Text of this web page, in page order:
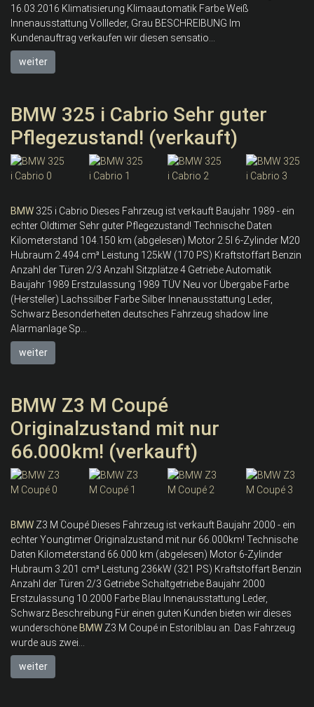
16.03.2016 Klimatisierung Klimaautomatik Farbe Weiß
Innenausstattung Vollleder, Grau BESCHREIBUNG Im
Kundenauftrag verkaufen wir diesen sensatio...
weiter
BMW 325 i Cabrio Sehr guter
Pflegezustand! (verkauft)
BMW 325 i Cabrio Dieses Fahrzeug ist verkauft Baujahr 1989 - ein
echter Oldtimer Sehr guter Pflegezustand! Technische Daten
Kilometerstand 104.150 km (abgelesen) Motor 2.5l 6-Zylinder M20
Hubraum 2.494 cm³ Leistung 125kW (170 PS) Kraftstoffart Benzin
Anzahl der Türen 2/3 Anzahl Sitzplätze 4 Getriebe Automatik
Baujahr 1989 Erstzulassung 1989 TÜV Neu vor Übergabe Farbe
(Hersteller) Lachssilber Farbe Silber Innenausstattung Leder,
Schwarz Besonderheiten deutsches Fahrzeug shadow line
Alarmanlage Sp...
weiter
BMW Z3 M Coupé
Originalzustand mit nur
66.000km! (verkauft)
BMW Z3 M Coupé Dieses Fahrzeug ist verkauft Baujahr 2000 - ein
echter Youngtimer Originalzustand mit nur 66.000km! Technische
Daten Kilometerstand 66.000 km (abgelesen) Motor 6-Zylinder
Hubraum 3.201 cm³ Leistung 236kW (321 PS) Kraftstoffart Benzin
Anzahl der Türen 2/3 Getriebe Schaltgetriebe Baujahr 2000
Erstzulassung 10.2000 Farbe Blau Innenausstattung Leder,
Schwarz Beschreibung Für einen guten Kunden bieten wir dieses
wunderschöne BMW Z3 M Coupé in Estorilblau an. Das Fahrzeug
wurde aus zwei...
weiter